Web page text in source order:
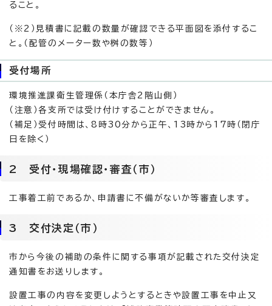
ること。
（※2）見積書に記載の数量が確認できる平面図を添付するこ
と。（配管のメーター数や桝の数等）
受付場所
環境推進課衛生管理係（本庁舎2階山側）
（注意）各支所では受け付けすることができません。
（補足）受付時間は、8時30分から正午、13時から17時（閉庁
日を除く）
2 受付・現場確認・審査（市）
工事着工前であるか、申請書に不備がないか等審査します。
3 交付決定（市）
市から今後の補助の条件に関する事項が記載された交付決定
通知書をお送りします。
設置工事の内容を変更しようとするときや設置工事を中止又